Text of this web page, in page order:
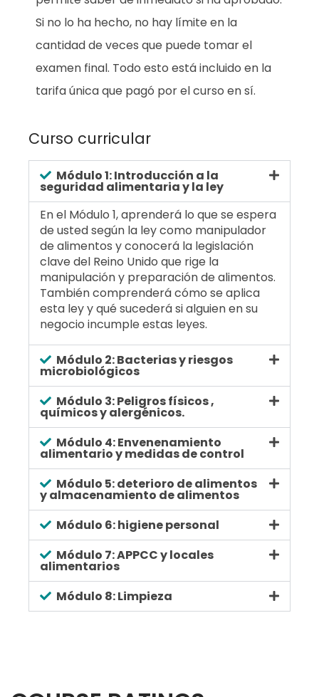
Si no lo ha hecho, no hay límite en la
cantidad de veces que puede tomar el
examen final. Todo esto está incluido en la
tarifa única que pagó por el curso en sí.
Curso curricular
Módulo 1: Introducción a la
seguridad alimentaria y la ley
En el Módulo 1, aprenderá lo que se espera
de usted según la ley como manipulador
de alimentos y conocerá la legislación
clave del Reino Unido que rige la
manipulación y preparación de alimentos.
También comprenderá cómo se aplica
esta ley y qué sucederá si alguien en su
negocio incumple estas leyes.
Módulo 2: Bacterias y riesgos
microbiológicos
Módulo 3: Peligros físicos ,
químicos y alergénicos.
Módulo 4: Envenenamiento
alimentario y medidas de control
Módulo 5: deterioro de alimentos
y almacenamiento de alimentos
Módulo 6: higiene personal
Módulo 7: APPCC y locales
alimentarios
Módulo 8: Limpieza